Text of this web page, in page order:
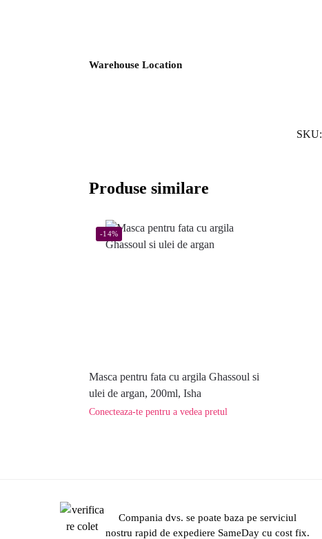
Warehouse Location
SKU:
Produse similare
-14%
Masca pentru fata cu argila Ghassoul si
ulei de argan, 200ml, Isha
Conecteaza-te pentru a vedea pretul
Compania dvs. se poate baza pe serviciul
nostru rapid de expediere SameDay cu cost fix.